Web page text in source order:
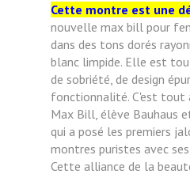
Cette montre est une
nouvelle max bill pour
dans des tons dorés
blanc limpide. Elle est
de sobriété, de design
fonctionnalité. C'est tout
Max Bill, élève Bauhaus
qui a posé les premiers
montres puristes avec
Cette alliance de la